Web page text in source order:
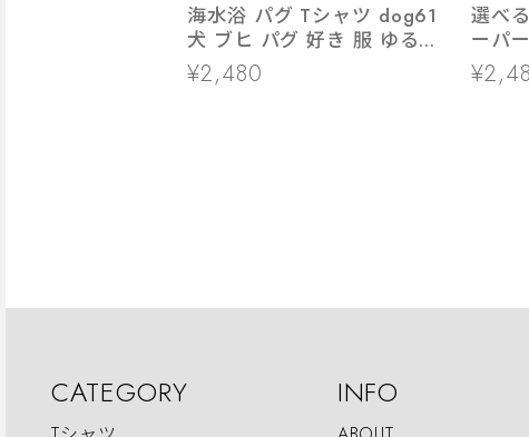
海水浴 パグ Tシャツ dog61
犬 ブヒ パグ 好き 服 ゆるい
イラスト
¥2,480
選べ
ーパ
類 ア
CATEGORY INFO